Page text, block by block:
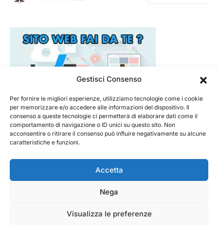
Gestisci Consenso
Per fornire le migliori esperienze, utilizziamo tecnologie come i cookie
per memorizzare e/o accedere alle informazioni del dispositivo. Il
consenso a queste tecnologie ci permetterà di elaborare dati come il
comportamento di navigazione o ID unici su questo sito. Non
acconsentire o ritirare il consenso può influire negativamente su alcune
caratteristiche e funzioni.
Accetta
Nega
Visualizza le preferenze
@ 2026 - Tecnorecensioni